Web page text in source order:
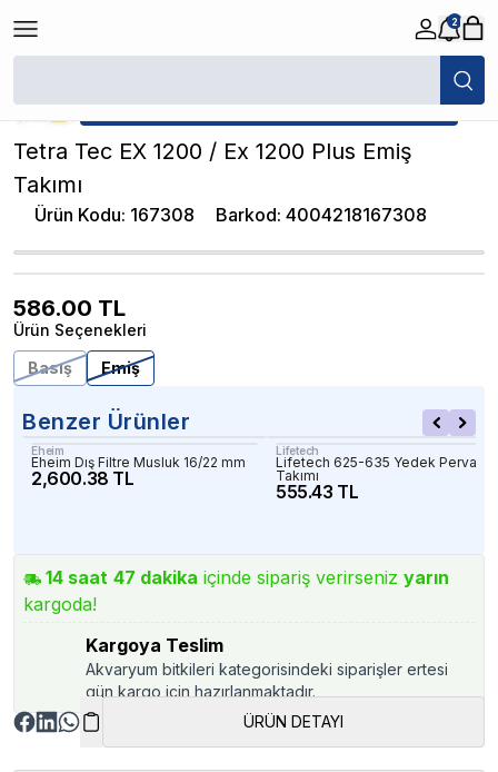
2
/ Tetra Tec EX 1200 / Ex 1200 Plus Emiş
★ Atakan Petshop, Tetra yetkili satıcısıdır.
Tetra Tec EX 1200 / Ex 1200 Plus Emiş
Takımı
Ürün Kodu: 167308 Barkod: 4004218167308
586.00 TL
Ürün Seçenekleri
Basış
Emiş
Benzer Ürünler
Eheim
Eheim Dış Filtre Musluk 16/22 mm
2,600.38 TL
Lifetech
Lifetech 625-635 Yedek Pervane
Takımı
555.43 TL
14 saat 47 dakika içinde sipariş verirseniz yarın
kargoda!
Kargoya Teslim
Akvaryum bitkileri kategorisindeki siparişler ertesi
gün kargo için hazırlanmaktadır.
ÜRÜN DETAYI